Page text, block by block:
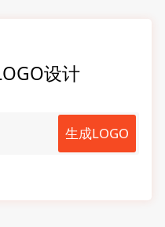
设计
生成LOGO